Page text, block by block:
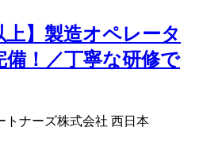
上】製造オペレータ
備！／丁寧な研修で
トナーズ株式会社 西日本